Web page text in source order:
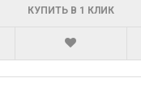
КУПИТЬ В 1 КЛИК